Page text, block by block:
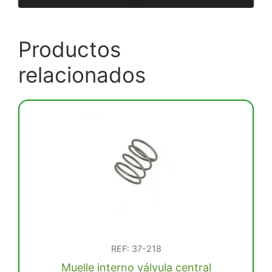
Productos
relacionados
REF: 37-218
Muelle interno válvula central